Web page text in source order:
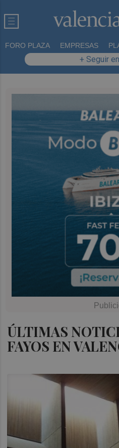
FORO PLAZA EMPRESAS
+ Seguir
ÚLTIMAS
FAYOS EN